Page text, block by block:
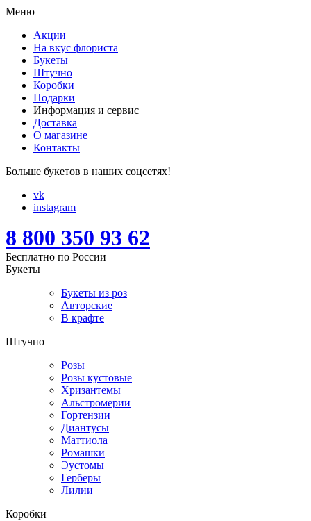
Меню
Акции
На вкус флориста
Букеты
Штучно
Коробки
Подарки
Информация и сервис
Доставка
О магазине
Контакты
Больше букетов в наших соцсетях!
vk
instagram
8 800 350 93 62
Бесплатно по России
Букеты
Букеты из роз
Авторские
В крафте
Штучно
Розы
Розы кустовые
Хризантемы
Альстромерии
Гортензии
Диантусы
Маттиола
Ромашки
Эустомы
Герберы
Лилии
Коробки